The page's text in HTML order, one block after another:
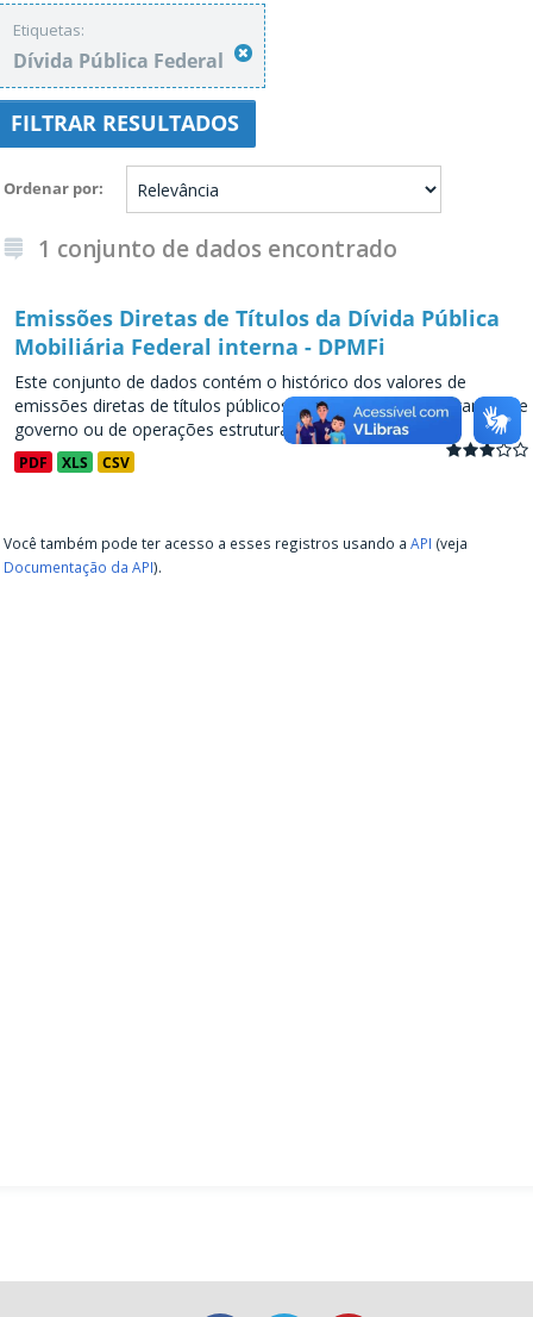
Etiquetas:
Dívida Pública Federal
FILTRAR RESULTADOS
Ordenar por
1 conjunto de dados encontrado
Emissões Diretas de Títulos da Dívida Pública
Mobiliária Federal interna - DPMFi
Este conjunto de dados contém o histórico dos valores de
emissões diretas de títulos públicos, decorrentes de programas de
governo ou de operações estruturadas, a partir de...
PDF XLS CSV
Você também pode ter acesso a esses registros usando a API (veja
Documentação da API).